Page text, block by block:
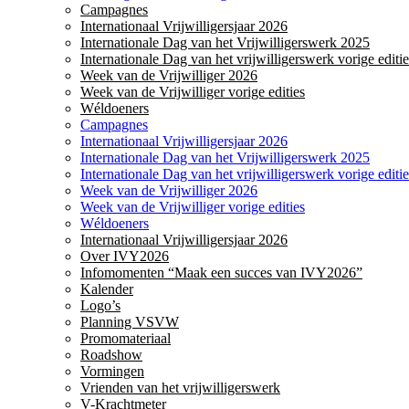
Campagnes
Internationaal Vrijwilligersjaar 2026
Internationale Dag van het Vrijwilligerswerk 2025
Internationale Dag van het vrijwilligerswerk vorige
Week van de Vrijwilliger 2026
Week van de Vrijwilliger vorige edities
Wéldoeners
Campagnes
Internationaal Vrijwilligersjaar 2026
Internationale Dag van het Vrijwilligerswerk 2025
Internationale Dag van het vrijwilligerswerk vorige
Week van de Vrijwilliger 2026
Week van de Vrijwilliger vorige edities
Wéldoeners
Internationaal Vrijwilligersjaar 2026
Over IVY2026
Infomomenten “Maak een succes van IVY2026”
Kalender
Logo’s
Planning VSVW
Promomateriaal
Roadshow
Vormingen
Vrienden van het vrijwilligerswerk
V-Krachtmeter